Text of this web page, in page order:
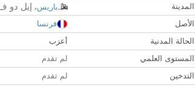
المدينة
باريس، إيل دو
الأصل
فرنسا
الحالة المدنية
أعزب
المستوى العلمي
لم تقدم
التدخين
لم تقدم